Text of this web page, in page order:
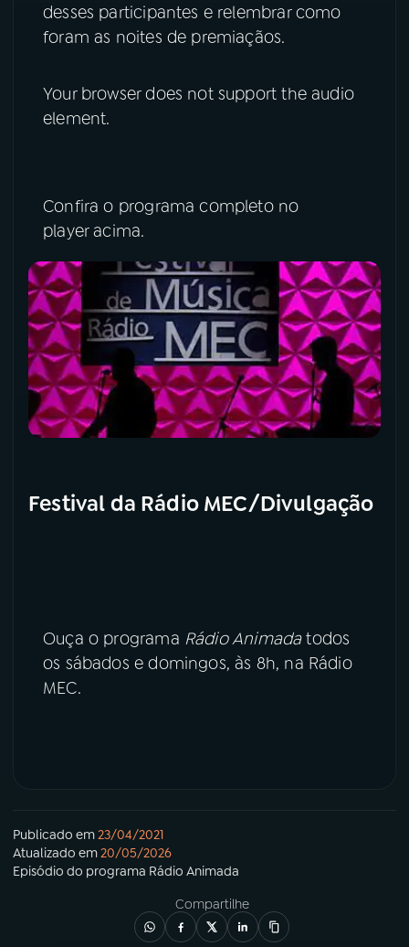
desses participantes e relembrar como
foram as noites de premiaçãos.
Your browser does not support the audio
element.
Confira o programa completo no
player acima.
Festival da Rádio MEC/Divulgação
Ouça o programa Rádio Animadatodos
os sábados e domingos, às 8h, na Rádio
MEC.
Publicado em23/04/2021
Atualizado em20/05/2026
Episódio do programa Rádio Animada
Compartilhe